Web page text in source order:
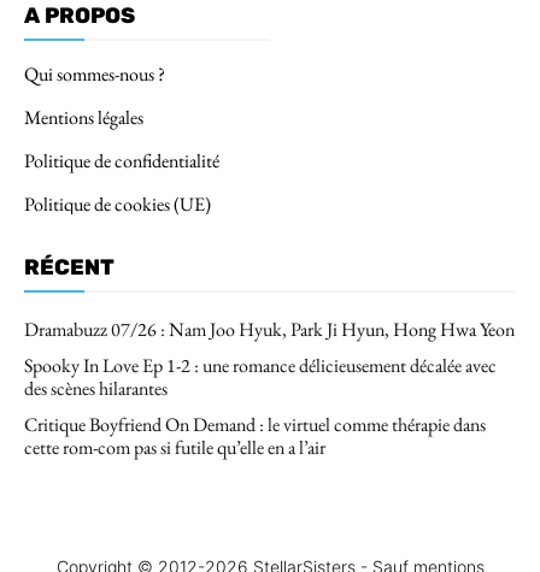
A PROPOS
Qui sommes-nous ?
Mentions légales
Politique de confidentialité
Politique de cookies (UE)
RÉCENT
Dramabuzz 07/26 : Nam Joo Hyuk, Park Ji Hyun, Hong Hwa Yeon
Spooky In Love Ep 1-2 : une romance délicieusement décalée avec
des scènes hilarantes
Critique Boyfriend On Demand : le virtuel comme thérapie dans
cette rom-com pas si futile qu’elle en a l’air
Copyright © 2012-2026 StellarSisters - Sauf mentions